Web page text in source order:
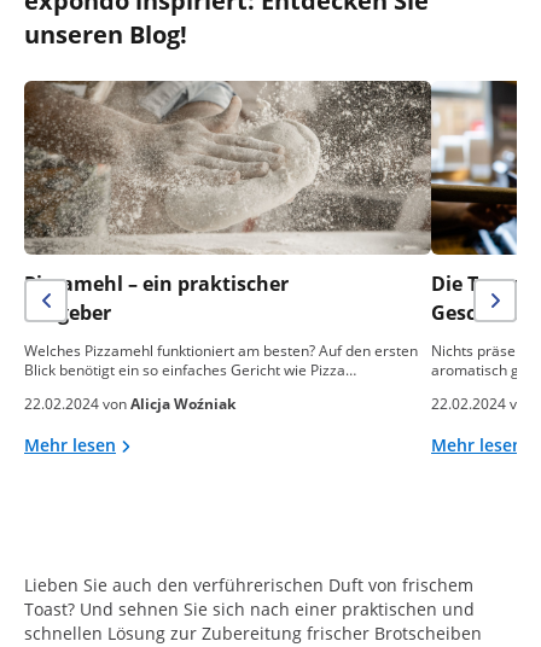
unseren Blog!
Pizzamehl – ein praktischer
Ratgeber
Welches Pizzamehl funktioniert am besten? Auf den ersten
Blick benötigt ein so einfaches Gericht wie Pizza…
22.02.2024 vonAlicja Woźniak
Mehr lesen
Die
Nichts
aromatisch
22.02.2024 von
Mehr lesen
Lieben Sie auch den verführerischen Duft von frischem
Toast? Und sehnen Sie sich nach einer praktischen und
schnellen Lösung zur Zubereitung frischer Brotscheiben